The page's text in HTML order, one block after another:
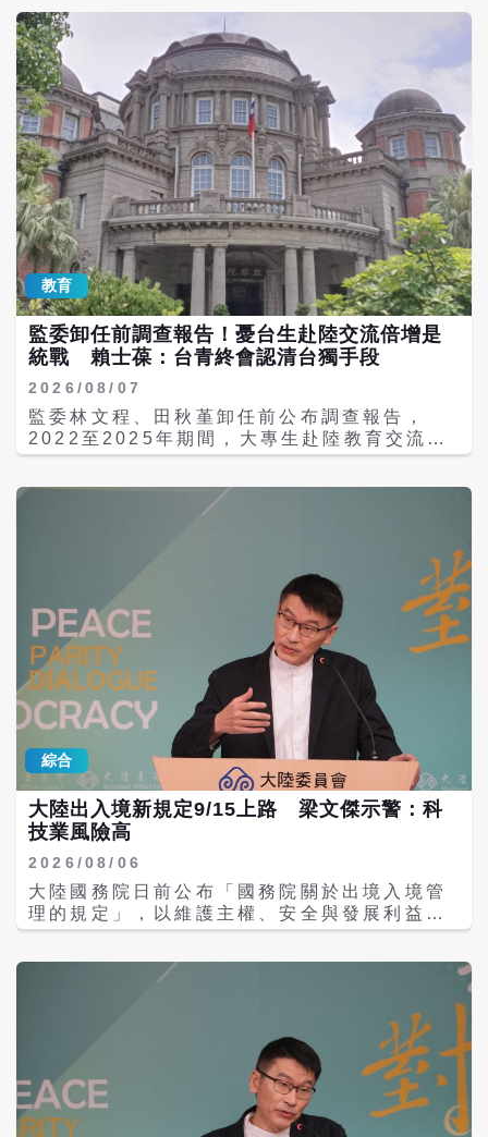
海域進行管制或管轄。陸委會指出，中共有關
部門的無理粗魯聲明，是對國際秩序與規範的
無知、漠視與踐踏。極其可笑。 陸委會強調，
中共沒有任何權利可對我國海域做任何「管
制」或「管轄」行為，台灣自己的事不勞中共
費心，還請北京當局自我節制、遵守國際規
範，顧好自己的可能災情，不必越俎代庖。 截
至目前，中方尚未進一步說明交通管制的具體
範圍、執行方式及是否影響國際商船正常航
行。不過，由於台灣海峽是全球重要國際航運
航道之一，此次措施及兩岸互相喊話，也再度
引發外界對區域航運秩序及兩岸情勢發展的關
注。 隨著白海豚颱風逐漸逼近，航運業者正密
切留意颱風動態及兩岸發布的航行資訊，並依
各港口及航管單位公告調整航線，以兼顧航行
安全與營運需求。
鎖，顯示平台符合台灣青年需求。 大陸國台辦
指出，「台青e家」是面向台灣青年的公益性
綜合服務平台，目的在回應台灣青年赴陸交流
與發展需求，提供交流、學習、實習、就業等
資訊服務。平台自7月15日上線以來，已獲不
少台灣民眾及青年關注與使用。 陳斌華批評，
民進黨政府罔顧台灣青年交流、發展需求，以
個資外洩、統戰及「未統先治」等理由封鎖網
站，相關說法都是「台獨話術」。他並表示，
「難道給台灣青年多一個機會就叫統戰，讓台
灣青年自己比較就叫風險？」認為網站遭封
鎖，反而顯示平台符合台灣青年需求。 他進一
步強調，民進黨政府雖可封鎖網站、限制民眾
瀏覽，但無法阻止台灣青年尋求發展機會，也
無法阻止兩岸青年交流。 陳斌華指出，大陸正
推動「十五五」規劃，高品質發展帶來新的就
念，持續為台灣青年赴陸交流、就學、就業及
創業提供更多便利，並歡迎台灣青年使用「台
青e家」平台。 根據公開資料，「台青e家」
「找工作」、「去交流」及「選學校」四大功
能，目前收錄近2,000家企業、提供近6,000
委梁文傑6日表示，經與相關機關協調後，已
對「台青e家」網站完成停止解析作業。他指
出，陸委會認為該平台涉及《兩岸人民關係條
例》相關規範，因此採取必要措施。此前，陸
委會主委邱垂正也曾表示，相關網站將依法研
議採取屏蔽或下架等處置。
教育
監委卸任前調查報告！憂台生赴陸交流倍增是
統戰 賴士葆：台青終會認清台獨手段
2026/08/07
監委林文程、田秋堇卸任前公布調查報告，
2022至2025年期間，大專生赴陸教育交流增
加1倍多，由於中共長期將台灣青年視為統戰
制」。不過國民黨立委賴士葆今天（7日）指
會認清民進黨為了台獨的不擇手段。 本屆監察
委員任期到7月31日為止，林文程、田秋堇趕
在7月29日壓線提出調查報告，指兩岸青年學
子交流形成單向不對等現象。2人表示，中共
長期將台灣青年視為統戰重點，而且統戰對象
從大專學生延伸到中小學。自2023疫情緩和
後，台灣學生赴陸交流人數大幅增長。根據統
計，2022至2025年台灣大專校院赴陸學生由
2196人增至5745人，高中職由676人增至
1161人，國中由0人增至1021人，國小學生
更由38人暴增至1045人，隨團教師由661人
增至1281人。相較之下，林文程、田秋堇指
出，來台參與陸委會活動的陸生人數逐年減
具共青團背景，近年除研修生外，很少中國大
陸學生來台參與教育活動；「陸方自2020年4
月起片面停止陸生新生來台就讀學位之後，使
象。」 林文程、田秋堇指出，調查發現，教育
部雖於2019年建置「赴陸教育交流活動登錄平
未盡發揮；陸委會與教育部應依總統賴清德指
示，切實精進登錄制度，責成學校站在第一
線，為兩岸對等、健康教育交流把關。 對此，
賴士葆表示，林文程、田秋堇卸任前公布調查
報告，說2022至2025年期間，大專生赴陸教
綜合
大陸出入境新規定9/15上路 梁文傑示警：科
技業風險高
2026/08/06
大陸國務院日前公布「國務院關於出境入境管
理的規定」，以維護主權、安全與發展利益為
由，收緊入出境邊境防控。大陸官方定調，新
維護國家主權、安全、發展利益」，將於9月
警，不論台商或是台籍幹部，或者是在大陸投
資的科技業者等，可能違反出口管制或技術出
口規定。 陸委會今日下午舉行例行記者會，由
副主委兼發言人梁文傑親自主持，媒體關注大
陸國務院關於出境入境管理的規定議題，9月
15號要實施，這個規定會不會對台灣民眾、台